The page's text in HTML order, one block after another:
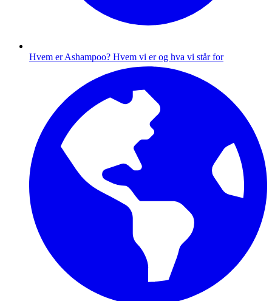
Hvem er Ashampoo? Hvem vi er og hva vi står for